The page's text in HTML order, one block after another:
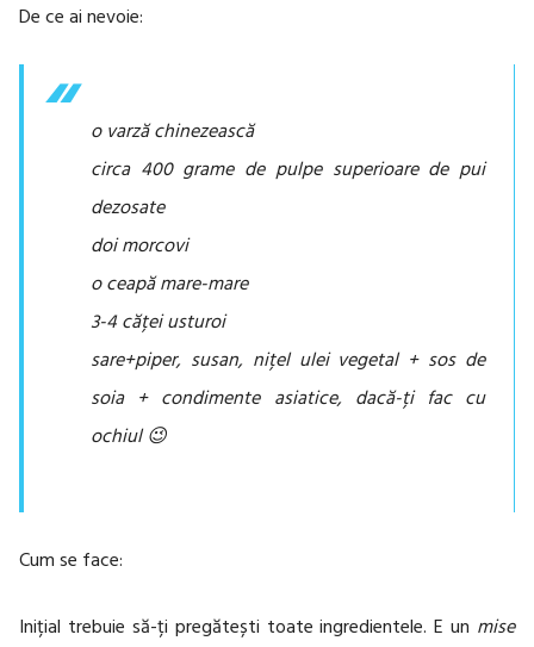
De ce ai nevoie:
o varză chinezească
circa 400 grame de pulpe superioare de pui
dezosate
doi morcovi
o ceapă mare-mare
3-4 căței usturoi
sare+piper, susan, nițel ulei vegetal + sos de
soia + condimente asiatice, dacă-ți fac cu
ochiul 😉
Cum se face:
Inițial trebuie să-ți pregătești toate ingredientele. E un mise